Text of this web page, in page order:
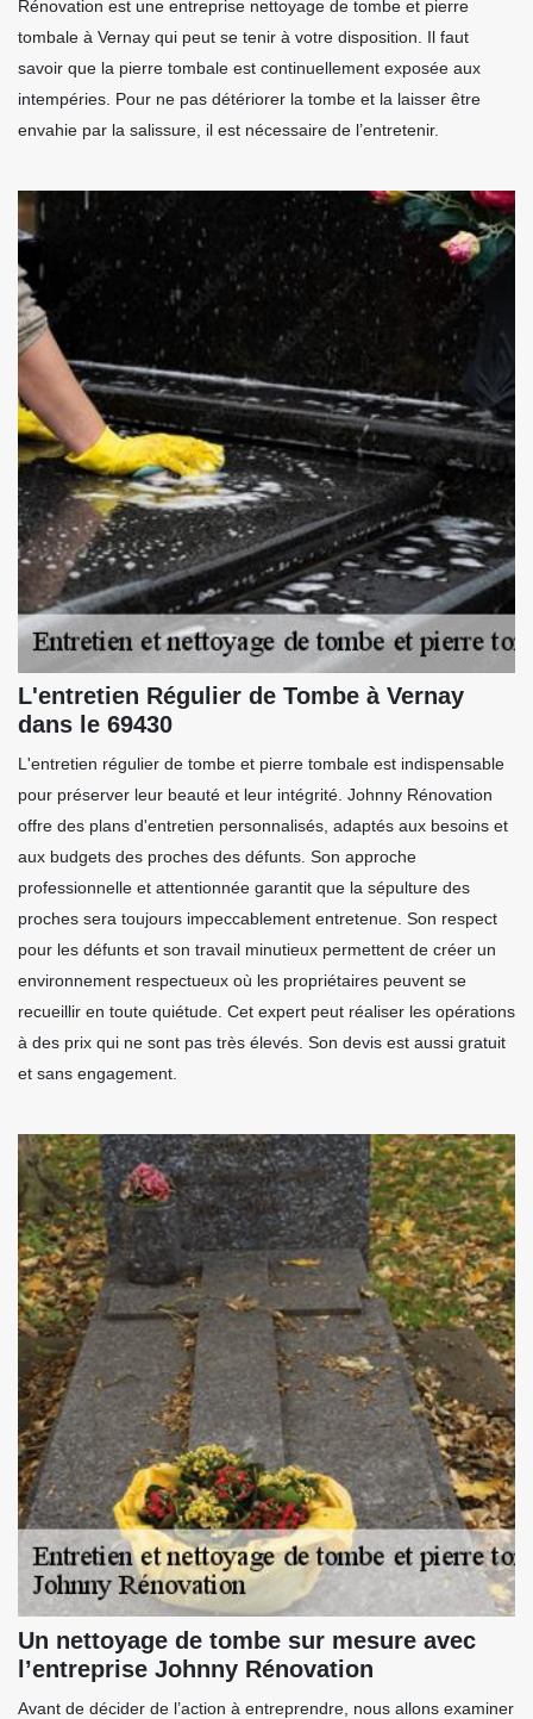
Rénovation est une entreprise nettoyage de tombe et pierre
tombale à Vernay qui peut se tenir à votre disposition. Il faut
savoir que la pierre tombale est continuellement exposée aux
intempéries. Pour ne pas détériorer la tombe et la laisser être
envahie par la salissure, il est nécessaire de l’entretenir.
L'entretien Régulier de Tombe à Vernay
dans le 69430
L'entretien régulier de tombe et pierre tombale est indispensable
pour préserver leur beauté et leur intégrité. Johnny Rénovation
offre des plans d'entretien personnalisés, adaptés aux besoins et
aux budgets des proches des défunts. Son approche
professionnelle et attentionnée garantit que la sépulture des
proches sera toujours impeccablement entretenue. Son respect
pour les défunts et son travail minutieux permettent de créer un
environnement respectueux où les propriétaires peuvent se
recueillir en toute quiétude. Cet expert peut réaliser les opérations
à des prix qui ne sont pas très élevés. Son devis est aussi gratuit
et sans engagement.
Un nettoyage de tombe sur mesure avec
l’entreprise Johnny Rénovation
Avant de décider de l’action à entreprendre, nous allons examiner